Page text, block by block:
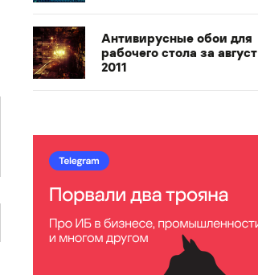
Антивирусные обои для
рабочего стола за август
2011